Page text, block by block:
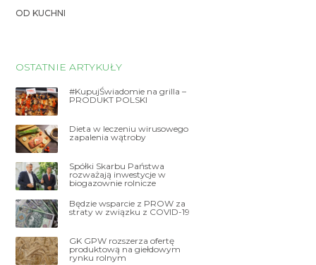
OD KUCHNI
OSTATNIE ARTYKUŁY
#KupujŚwiadomie na grilla –
PRODUKT POLSKI
Dieta w leczeniu wirusowego
zapalenia wątroby
Spółki Skarbu Państwa
rozważają inwestycje w
biogazownie rolnicze
Będzie wsparcie z PROW za
straty w związku z COVID-19
GK GPW rozszerza ofertę
produktową na giełdowym
rynku rolnym